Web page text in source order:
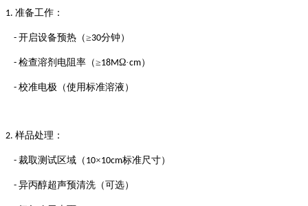
1. 准备工作：
- 开启设备预热（≥30分钟）
- 检查溶剂电阻率（≥18MΩ·cm）
- 校准电极（使用标准溶液）
2. 样品处理：
- 裁取测试区域（ 10×10cm标准尺寸）
- 异丙醇超声预清洗（可选）